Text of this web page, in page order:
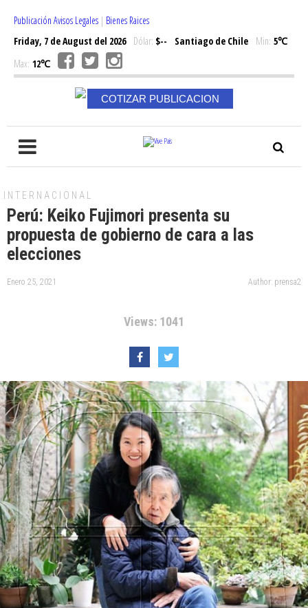
Publicación Avisos Legales | Bienes Raices
Friday, 7 de August del 2026Dólar: $-- Santiago de Chile Min: 5℃
Max: 12℃
COTIZAR PUBLICACION
INTERNACIONAL
Perú: Keiko Fujimori presenta su
propuesta de gobierno de cara a las
elecciones
Enero 25, 2021 Author: prensa2
Views: 1041